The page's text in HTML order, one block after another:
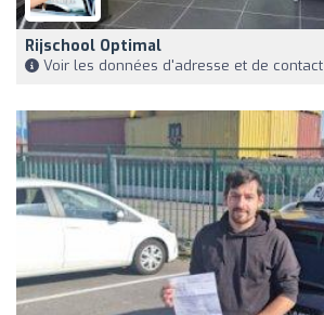
Rijschool Optimal
Voir les données d'adresse et de contact